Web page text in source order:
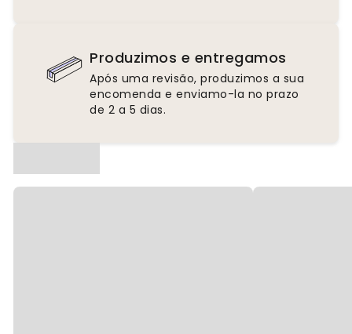
Produzimos e entregamos
Após uma revisão, produzimos a sua
encomenda e enviamo-la no prazo
de 2 a 5 dias.